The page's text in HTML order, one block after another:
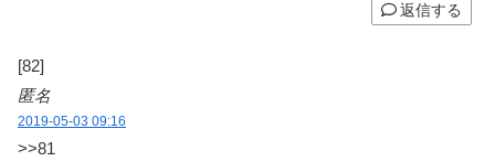
返信する
[82]
匿名
2019-05-03 09:16
>>81